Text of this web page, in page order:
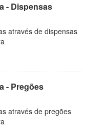
- Dispensas
através de dispensas
- Pregões
através de pregões